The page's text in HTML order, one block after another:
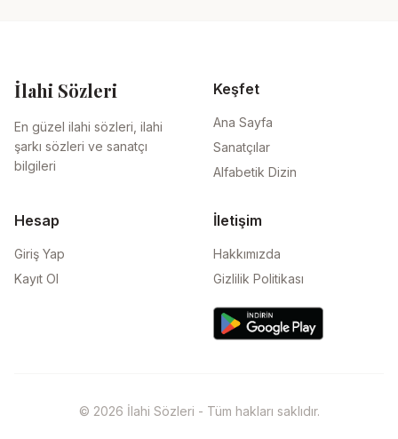
İlahi Sözleri
En güzel ilahi sözleri, ilahi
şarkı sözleri ve sanatçı
bilgileri
Keşfet
Ana Sayfa
Sanatçılar
Alfabetik Dizin
Hesap
Giriş Yap
Kayıt Ol
İletişim
Hakkımızda
Gizlilik Politikası
© 2026 İlahi Sözleri - Tüm hakları saklıdır.